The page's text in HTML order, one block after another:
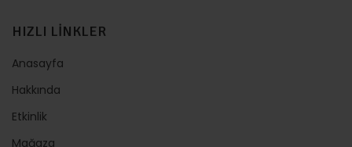
HIZLI LİNKLER
Anasayfa
Hakkında
Etkinlik
Mağaza